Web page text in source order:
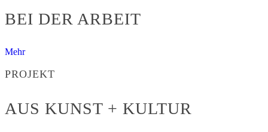
BEI DER ARBEIT
Mehr
PROJEKT
AUS KUNST + KULTUR